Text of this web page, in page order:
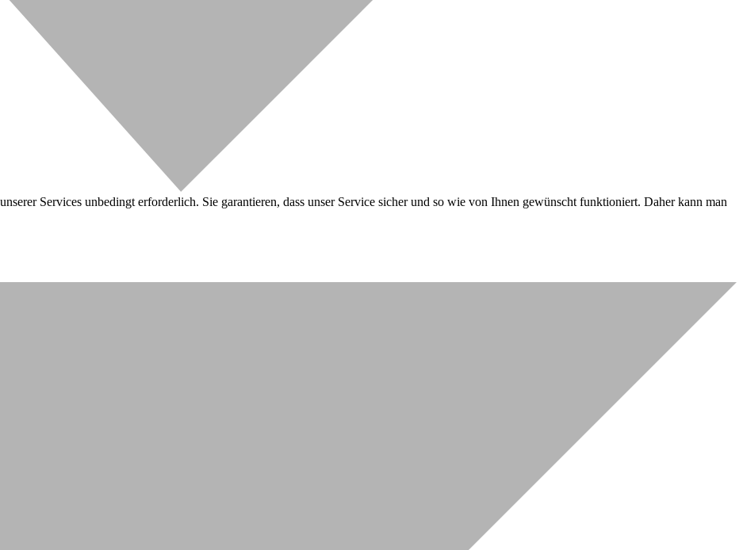
Services unbedingt erforderlich. Sie garantieren, dass unser Service sicher und so wie von Ihnen gewünscht funktioniert. Daher kann man